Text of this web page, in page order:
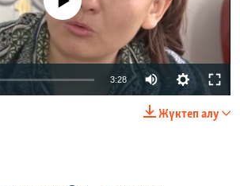
3:28
Жүктеп алу